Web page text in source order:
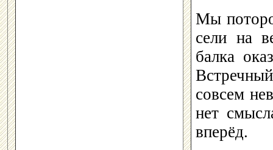
Мы
сели на
балка
совсем
нет
вперёд.